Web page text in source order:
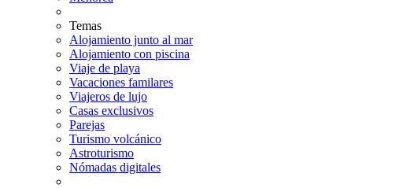
Temas
Alojamiento junto al mar
Alojamiento con piscina
Viaje de playa
Vacaciones familares
Viajeros de lujo
Casas exclusivos
Parejas
Turismo volcánico
Astroturismo
Nómadas digitales